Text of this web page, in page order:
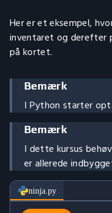
Her er et eksempel,
inventaret og derefter
på kortet.
Bemærk
I Python starter
Bemærk
I dette kursus
er allerede
ninja.py